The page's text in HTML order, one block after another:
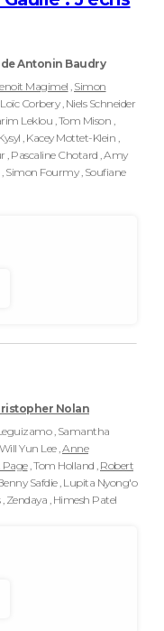
de Antonin Baudry
Magimel , Simon
Corbery , Niels Schneider
Leklou , Tom Mison ,
, Kacey Mottet-Klein ,
, Pascaline Chotard , Amy
Simon Fourmy , Soufiane
Nolan
, Samantha
Yun Lee ,Anne
Page, Tom Holland , Robert
Safdie , Lupita Nyong'o
Zendaya , Himesh Patel